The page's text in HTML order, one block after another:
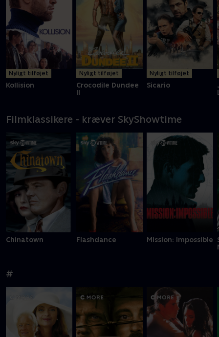
Nyligt tilføjet
Kollision
Nyligt tilføjet
Crocodile Dundee
II
Nyligt tilføjet
Sicario
Filmklassikere - kræver SkyShowtime
Chinatown Flashdance Mission: Impossible
#